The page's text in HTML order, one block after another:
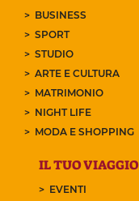
BUSINESS
SPORT
STUDIO
ARTE E CULTURA
MATRIMONIO
NIGHT LIFE
MODA E SHOPPING
IL TUO VIAGGIO
EVENTI